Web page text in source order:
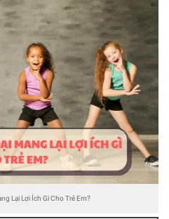
Lại Lợi Ích Gì Cho Trẻ Em?